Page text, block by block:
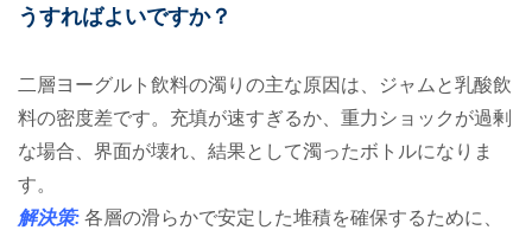
うすればよいですか？
二層ヨーグルト飲料の濁りの主な原因は、ジャムと乳酸飲
料の密度差です。充填が速すぎるか、重力ショックが過剰
な場合、界面が壊れ、結果として濁ったボトルになりま
す。
解決策: 各層の滑らかで安定した堆積を確保するために、